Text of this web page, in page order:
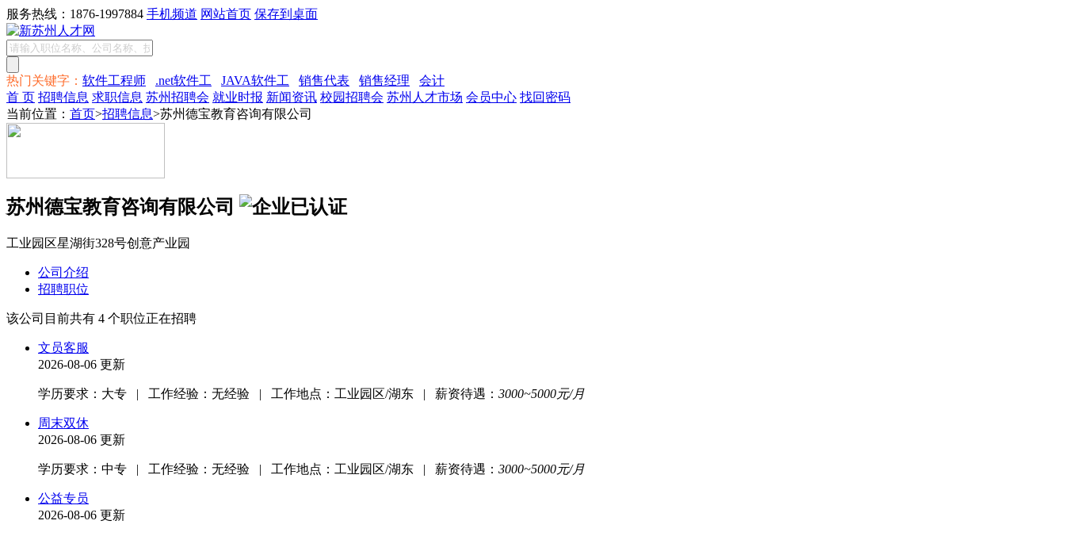
服务热线：1876-1997884 手机频道 网站首页 保存到桌面
热门关键字： 软件工程师 .net软件工 JAVA软件工 销售代表 销售经理
会计
首 页 招聘信息 求职信息 苏州招聘会 就业时报 新闻资讯 校园招聘会 苏州人才市场 会员中心 找回密码
当前位置： 首页>招聘信息>苏州德宝教育咨询有限公司
苏州德宝教育咨询有限公司
工业园区星湖街328号创意产业园
公司介绍
招聘职位
该公司目前共有 4 个职位正在招聘
文员客服
2026-08-06 更新
学历要求：大专 | 工作经验：无经验 | 工作地点：工业园区/湖东 | 薪资待遇： 3000~5000元/月
周末双休
2026-08-06 更新
学历要求：中专 | 工作经验：无经验 | 工作地点：工业园区/湖东 | 薪资待遇： 3000~5000元/月
公益专员
2026-08-06 更新